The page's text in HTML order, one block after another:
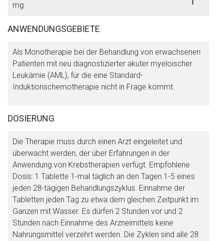
mg
ANWENDUNGSGEBIETE
Als Monotherapie bei der Behandlung von erwachsenen
Patienten mit neu diagnostizierter akuter myeloischer
Leukämie (AML), für die eine Standard-
Induktionschemotherapie nicht in Frage kommt.
DOSIERUNG
Die Therapie muss durch einen Arzt eingeleitet und
überwacht werden, der über Erfahrungen in der
Anwendung von Krebstherapien verfügt. Empfohlene
Dosis: 1 Tablette 1-mal täglich an den Tagen 1-5 eines
jeden 28-tägigen Behandlungszyklus. Einnahme der
Tabletten jeden Tag zu etwa dem gleichen Zeitpunkt im
Ganzen mit Wasser. Es dürfen 2 Stunden vor und 2
Stunden nach Einnahme des Arzneimittels keine
Nahrungsmittel verzehrt werden. Die Zyklen sind alle 28